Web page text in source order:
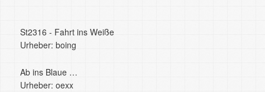
St2316 - Fahrt ins Weiße
Urheber: boing
Ab ins Blaue …
Urheber: oexx